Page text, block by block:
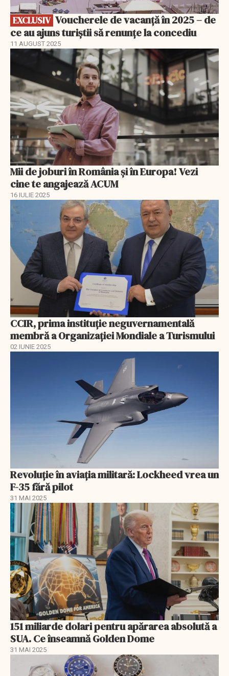
EXCLUSIV
ce au ajuns turiștii să renunțe la concediu
11 AUGUST 2025
Mii de joburi în România și în Europa! Vezi
cine te angajează ACUM
16 IULIE 2025
CCIR, prima instituție neguvernamentală
membră a Organizației Mondiale a Turismului
02 IUNIE 2025
Revoluție în aviația militară: Lockheed vrea un
F-35 fără pilot
31 MAI 2025
151 miliarde dolari pentru apărarea absolută a
SUA. Ce înseamnă Golden Dome
31 MAI 2025